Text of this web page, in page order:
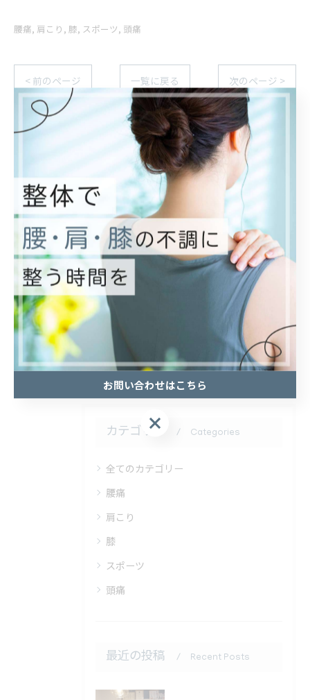
腰痛 肩こり 膝 スポーツ 頭痛
< 前のページ 一覧に戻る 次のページ >
関連タグ
#肩凝り #頭痛 #整骨院
#偏頭痛
#接骨院
#ヘルニア
#脊柱管狭窄症
#すべり症
#寝違え #むち打ち
#宮城
#分離症
#テニス肘
#ゴルフ
#腱鞘炎
#神経
#兼子ただし
#神経系ストレッチ
カテゴリー Categories
全てのカテゴリー
腰痛
肩こり
膝
スポーツ
頭痛
最近の投稿 Recent Posts
お問い合わせはこちら
お問い合わせはこちら